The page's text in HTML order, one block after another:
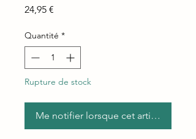
24,95 €
Quantité *
Rupture de stock
Me notifier lorsque cet article est